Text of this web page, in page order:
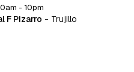
- 10pm
F Pizarro - Trujillo